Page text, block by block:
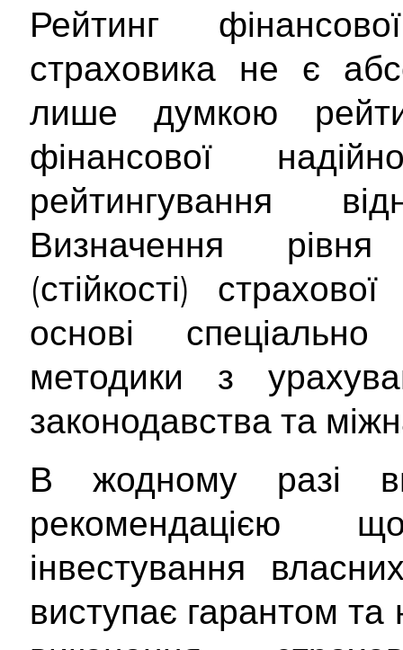
Рейтинг
страховика не є
лише думкою
фінансової
рейтингування
Визначення рівня
(стійкості)
основі спеціально
методики з
законодавства та
В жодному разі
рекомендацією
інвестування
виступає гарантом та